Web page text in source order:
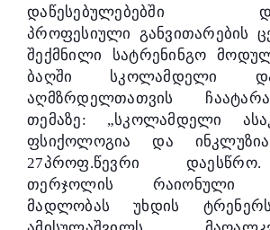
დაწესებულებებში
პროფესიული განვითარების
შექმნილი სატრენინგო
ბაღში სკოლამდელი
აღმზრდელთათვის
თემაზე: „სკოლამდელი
ფსიქოლოგია და
27პროფ.წევრი
თერჯოლის რაიონული
მადლობას უხდის